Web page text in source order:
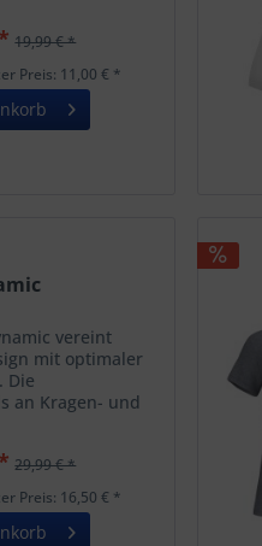
19,99 € *
Preis: 11,00 € *
vereint
mit optimaler
Die
an Kragen- und
und
der auf dem
wie in
29,99 € *
Preis: 16,50 € *